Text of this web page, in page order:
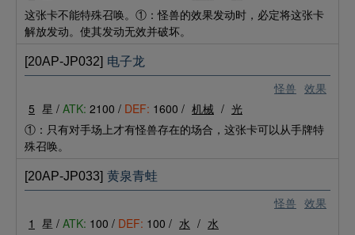
这张卡不能特殊召唤。①：怪兽的效果发动时，必定将这张卡
解放发动。使其发动无效并破坏。
怪兽 效果
[20AP-JP032] 电子龙
5 星 / ATK: 2100 / DEF: 1600 / 机械 / 光
①：只有对手场上才有怪兽存在的场合，这张卡可以从手牌特
殊召唤。
怪兽 效果
[20AP-JP033] 黄泉青蛙
1 星 / ATK: 100 / DEF: 100 / 水 / 水